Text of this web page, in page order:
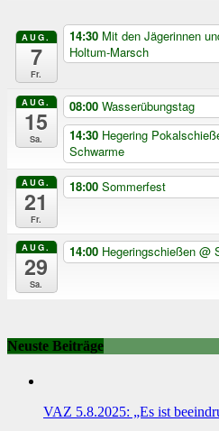
AUG.
7
Fr.
14:30 Mit den Jägerinnen
Holtum-Marsch
AUG.
15
Sa.
08:00 Wasserübungstag
14:30 Hegering
Schwarme
AUG.
21
Fr.
18:00 Sommerfest
AUG.
29
Sa.
14:00 Hegeringschießen @
Neuste Beiträge
VAZ 5.8.2025: „Es ist